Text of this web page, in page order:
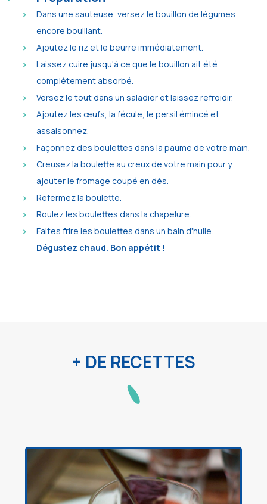
Dans une sauteuse, versez le bouillon de légumes
encore bouillant.
Ajoutez le riz et le beurre immédiatement.
Laissez cuire jusqu'à ce que le bouillon ait été
complètement absorbé.
Versez le tout dans un saladier et laissez refroidir.
Ajoutez les œufs, la fécule, le persil émincé et
assaisonnez.
Façonnez des boulettes dans la paume de votre main.
Creusez la boulette au creux de votre main pour y
ajouter le fromage coupé en dés.
Refermez la boulette.
Roulez les boulettes dans la chapelure.
Faites frire les boulettes dans un bain d'huile.
Dégustez chaud. Bon appétit !
+ DE RECETTES